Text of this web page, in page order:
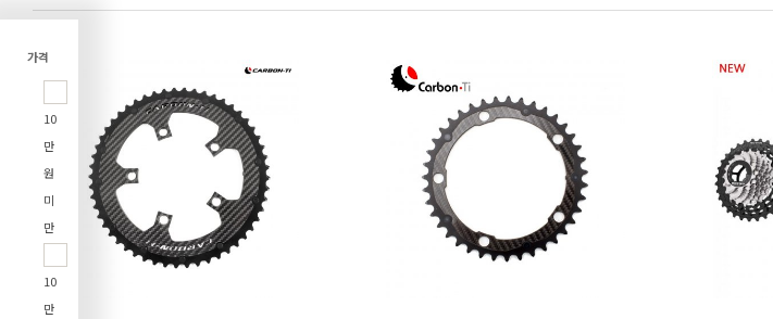
가격
10
만
원
미
만
10
만